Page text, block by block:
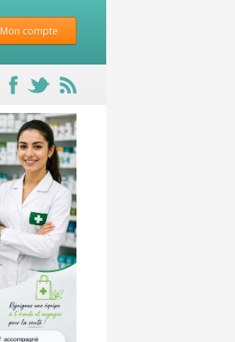
Mon compte